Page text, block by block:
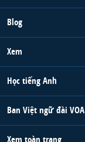
Blog
Xem
Học tiếng Anh
Ban Việt ngữ đài VOA
Xem toàn trang